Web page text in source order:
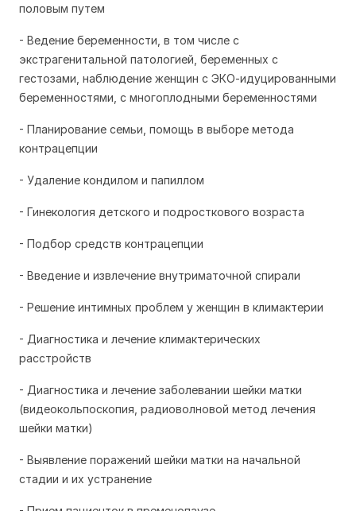
половым путем
- Ведение беременности, в том числе с
экстрагенитальной патологией, беременных с
гестозами, наблюдение женщин с ЭКО-идуцированными
беременностями, с многоплодными беременностями
- Планирование семьи, помощь в выборе метода
контрацепции
- Удаление кондилом и папиллом
- Гинекология детского и подросткового возраста
- Подбор средств контрацепции
- Введение и извлечение внутриматочной спирали
- Решение интимных проблем у женщин в климактерии
- Диагностика и лечение климактерических
расстройств
- Диагностика и лечение заболевании шейки матки
(видеокольпоскопия, радиоволновой метод лечения
шейки матки)
- Выявление поражений шейки матки на начальной
стадии и их устранение